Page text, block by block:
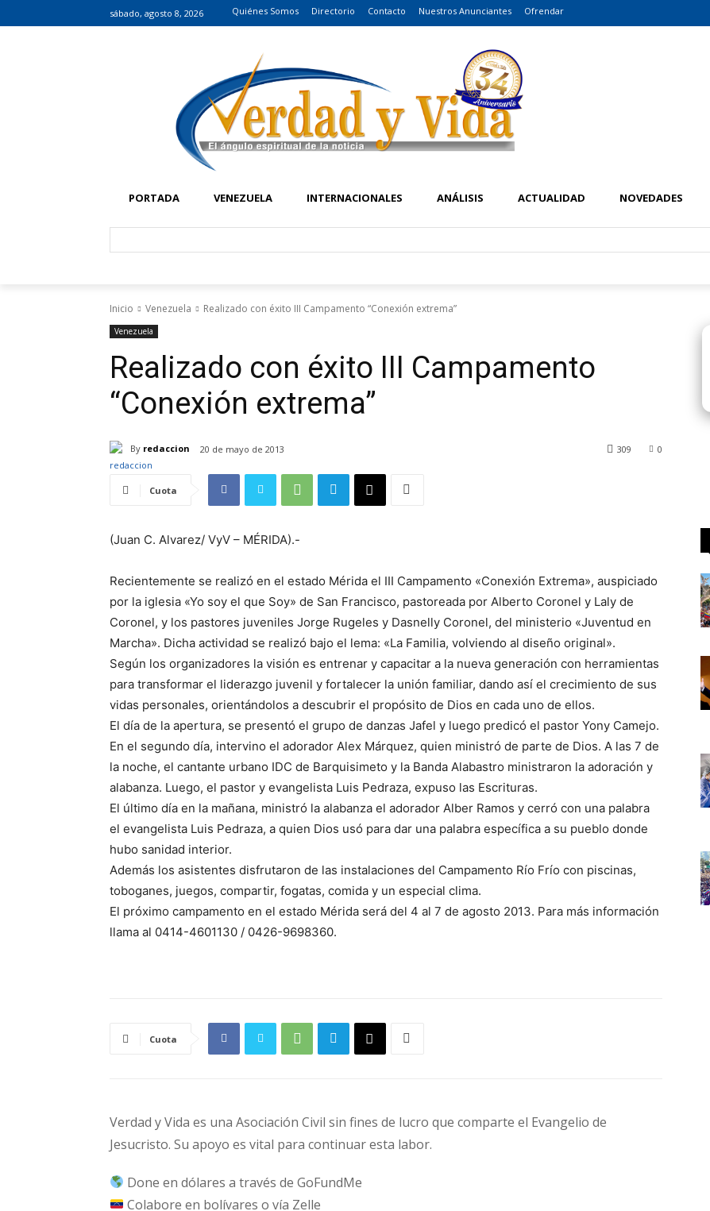
sábado, agosto 8, 2026 Quiénes Somos Directorio Contacto Nuestros Anunciantes Ofrendar
PORTADA VENEZUELA INTERNACIONALES ANÁLISIS ACTUALIDAD NOVEDADES
Inicio Venezuela Realizado con éxito III Campamento “Conexión extrema”
Venezuela
Realizado con éxito III Campamento
“Conexión extrema”
By redaccion 20 de mayo de 2013 0
309
Cuota
(Juan C. Alvarez/ VyV – MÉRIDA).-
Recientemente se realizó en el estado Mérida el III Campamento «Conexión Extrema», auspiciado
por la iglesia «Yo soy el que Soy» de San Francisco, pastoreada por Alberto Coronel y Laly de
Coronel, y los pastores juveniles Jorge Rugeles y Dasnelly Coronel, del ministerio «Juventud en
Marcha». Dicha actividad se realizó bajo el lema: «La Familia, volviendo al diseño original».
Según los organizadores la visión es entrenar y capacitar a la nueva generación con herramientas
para transformar el liderazgo juvenil y fortalecer la unión familiar, dando así el crecimiento de sus
vidas personales, orientándolos a descubrir el propósito de Dios en cada uno de ellos.
El día de la apertura, se presentó el grupo de danzas Jafel y luego predicó el pastor Yony Camejo.
En el segundo día, intervino el adorador Alex Márquez, quien ministró de parte de Dios. A las 7 de
la noche, el cantante urbano IDC de Barquisimeto y la Banda Alabastro ministraron la adoración y
alabanza. Luego, el pastor y evangelista Luis Pedraza, expuso las Escrituras.
El último día en la mañana, ministró la alabanza el adorador Alber Ramos y cerró con una palabra
el evangelista Luis Pedraza, a quien Dios usó para dar una palabra específica a su pueblo donde
hubo sanidad interior.
Además los asistentes disfrutaron de las instalaciones del Campamento Río Frío con piscinas,
toboganes, juegos, compartir, fogatas, comida y un especial clima.
El próximo campamento en el estado Mérida será del 4 al 7 de agosto 2013. Para más información
llama al 0414-4601130 / 0426-9698360.
Cuota
Verdad y Vida es una Asociación Civil sin fines de lucro que comparte el Evangelio de
Jesucristo. Su apoyo es vital para continuar esta labor.
Done en dólares a través de GoFundMe
Colabore en bolívares o vía Zelle